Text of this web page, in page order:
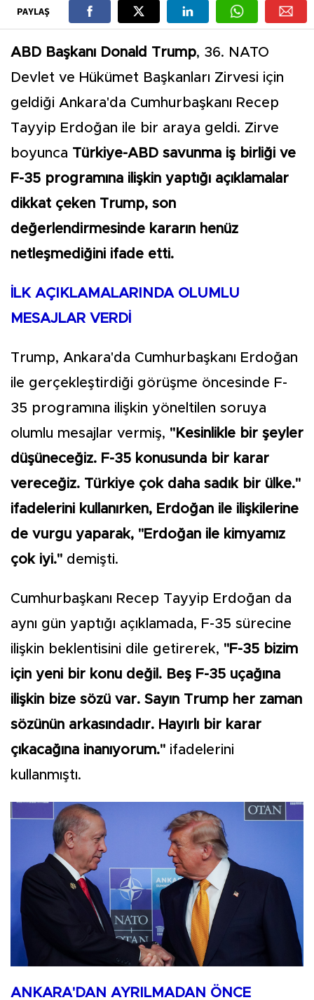
PAYLAŞ
ABD Başkanı Donald Trump, 36. NATO
Devlet ve Hükümet Başkanları Zirvesi için
geldiği Ankara'da Cumhurbaşkanı Recep
Tayyip Erdoğan ile bir araya geldi. Zirve
boyunca Türkiye-ABD savunma iş birliği ve
F-35 programına ilişkin yaptığı açıklamalar
dikkat çeken Trump, son
değerlendirmesinde kararın henüz
netleşmediğini ifade etti.
İLK AÇIKLAMALARINDA OLUMLU
MESAJLAR VERDİ
Trump, Ankara'da Cumhurbaşkanı Erdoğan
ile gerçekleştirdiği görüşme öncesinde F-
35 programına ilişkin yöneltilen soruya
olumlu mesajlar vermiş, "Kesinlikle bir şeyler
düşüneceğiz. F-35 konusunda bir karar
vereceğiz. Türkiye çok daha sadık bir ülke."
ifadelerini kullanırken, Erdoğan ile ilişkilerine
de vurgu yaparak, "Erdoğan ile kimyamız
çok iyi." demişti.
Cumhurbaşkanı Recep Tayyip Erdoğan da
aynı gün yaptığı açıklamada, F-35 sürecine
ilişkin beklentisini dile getirerek, "F-35 bizim
için yeni bir konu değil. Beş F-35 uçağına
ilişkin bize sözü var. Sayın Trump her zaman
sözünün arkasındadır. Hayırlı bir karar
çıkacağına inanıyorum." ifadelerini
kullanmıştı.
ANKARA'DAN AYRILMADAN ÖNCE